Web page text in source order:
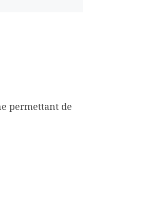
permettant de